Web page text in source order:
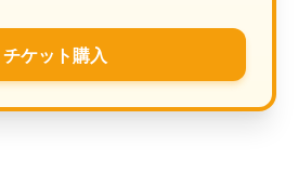
チケット購入